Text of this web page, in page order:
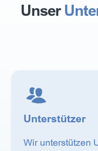
Unser
Unterstützer
Wir unterstützen